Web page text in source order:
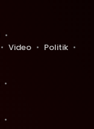
Video
Politik